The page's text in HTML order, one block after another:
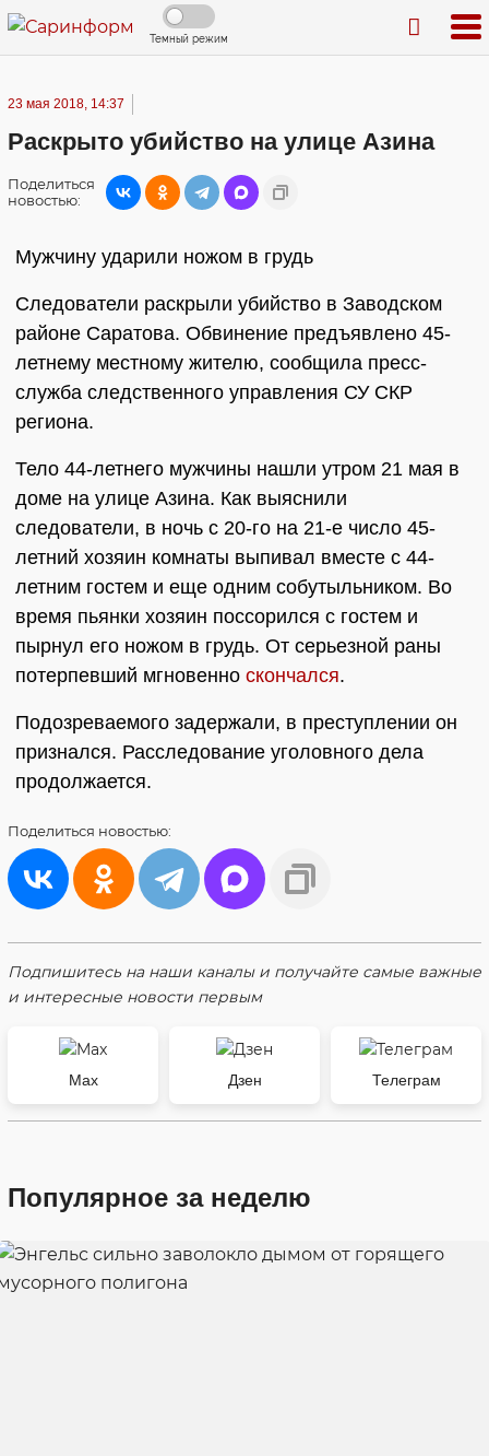
Темный режим
23 мая 2018, 14:37
Раскрыто убийство на улице Азина
Поделиться
новостью:
Мужчину ударили ножом в грудь
Следователи раскрыли убийство в Заводском
районе Саратова. Обвинение предъявлено 45-
летнему местному жителю, сообщила пресс-
служба следственного управления СУ СКР
региона.
Тело 44-летнего мужчины нашли утром 21 мая в
доме на улице Азина. Как выяснили
следователи, в ночь с 20-го на 21-е число 45-
летний хозяин комнаты выпивал вместе с 44-
летним гостем и еще одним собутыльником. Во
время пьянки хозяин поссорился с гостем и
пырнул его ножом в грудь. От серьезной раны
потерпевший мгновенно скончался.
Подозреваемого задержали, в преступлении он
признался. Расследование уголовного дела
продолжается.
Поделиться новостью:
Подпишитесь на наши каналы и получайте самые важные
и интересные новости первым
Max Дзен Телеграм
Популярное за неделю